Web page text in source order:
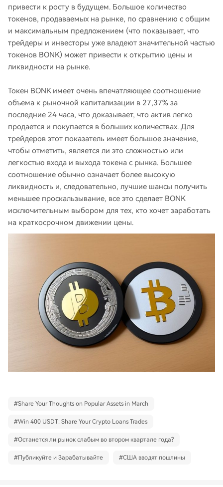
привести к росту в будущем. Большое количество
токенов, продаваемых на рынке, по сравнению с общим
и максимальным предложением (что показывает, что
трейдеры и инвесторы уже владеют значительной частью
токенов BONK) может привести к открытию цены и
ликвидности на рынке.
Токен BONK имеет очень впечатляющее соотношение
объема к рыночной капитализации в 27,37% за
последние 24 часа, что доказывает, что актив легко
продается и покупается в больших количествах. Для
трейдеров этот показатель имеет большое значение,
чтобы отметить, является ли это сложностью или
легкостью входа и выхода токена с рынка. Большее
соотношение обычно означает более высокую
ликвидность и, следовательно, лучшие шансы получить
меньшее проскальзывание, все это сделает BONK
исключительным выбором для тех, кто хочет заработать
на краткосрочном движении цены.
#Share Your Thoughts on Popular Assets in March
#Win 400 USDT: Share Your Crypto Loans Trades
#Останется ли рынок слабым во втором квартале года?
#Публикуйте и Зарабатывайте #США вводят пошлины